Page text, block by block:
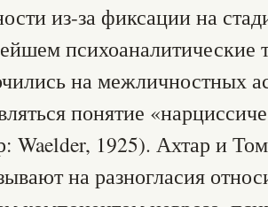
из-за фиксации на
психоаналитические
на межличностных
понятие
Waelder, 1925). Ахтар и
на разногласия